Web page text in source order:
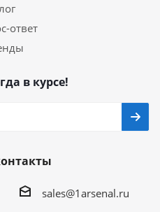
ответ
в курсе!
sales@1arsenal.ru